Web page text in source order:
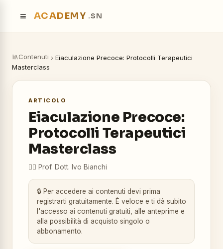
≡ ACADEMY .SN
Contenuti › Eiaculazione Precoce: Protocolli Terapeutici
Masterclass
ARTICOLO
Eiaculazione Precoce:
Protocolli Terapeutici
Masterclass
👨‍⚕️ Prof. Dott. Ivo Bianchi
🔒 Per accedere ai contenuti devi prima
registrarti gratuitamente. È veloce e ti dà subito
l'accesso ai contenuti gratuiti, alle anteprime e
alla possibilità di acquisto singolo o
abbonamento.